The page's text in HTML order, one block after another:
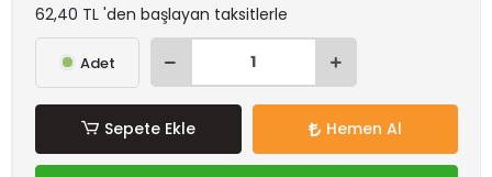
62,40 TL 'den başlayan taksitlerle
Adet
Sepete Ekle Hemen Al